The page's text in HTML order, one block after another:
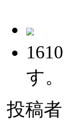
1610
す。
投稿者